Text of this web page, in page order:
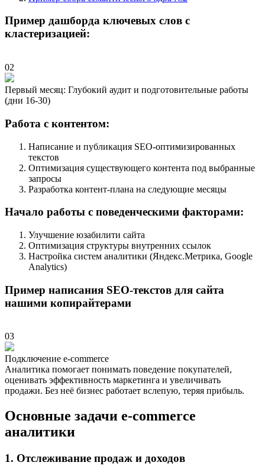
Пример дашборда ключевых слов с
кластеризацией:
02
Первый месяц: Глубокий аудит и подготовительные работы
(дни 16-30)
Работа с контентом:
Написание и публикация SEO-оптимизированных
текстов
Оптимизация существующего контента под выбранные
запросы
Разработка контент-плана на следующие месяцы
Начало работы с поведенческими факторами:
Улучшение юзабилити сайта
Оптимизация структуры внутренних ссылок
Настройка систем аналитики (Яндекс.Метрика, Google
Analytics)
Пример написания SEO-текстов для сайта
нашими копирайтерами
03
Подключение e-commerce
Аналитика помогает понимать поведение покупателей,
оценивать эффективность маркетинга и увеличивать
продажи. Без неё бизнес работает вслепую, теряя прибыль.
Основные задачи e-commerce
аналитики
1. Отслеживание продаж и доходов